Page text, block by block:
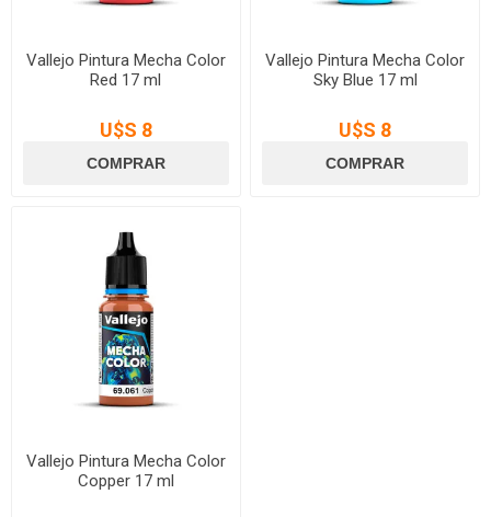
Vallejo Pintura Mecha Color
Red 17 ml
U$S 8
Vallejo Pintura Mecha Color
Sky Blue 17 ml
U$S 8
Vallejo Pintura Mecha Color
Copper 17 ml